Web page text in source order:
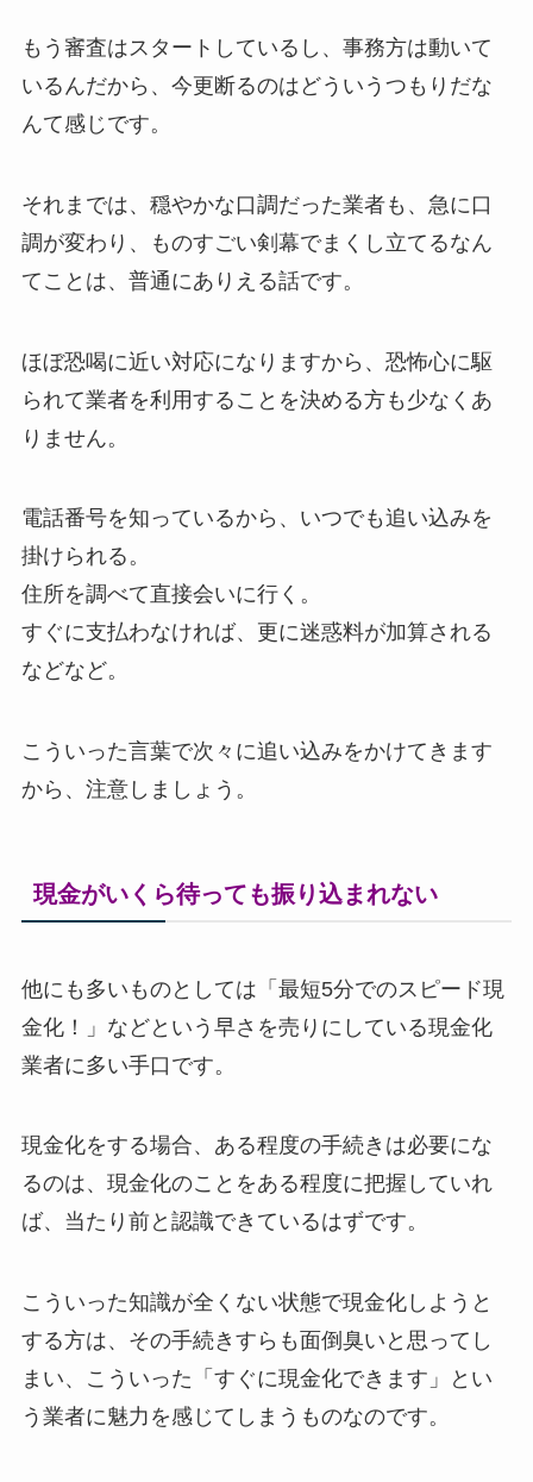
もう審査はスタートしているし、事務方は動いて
いるんだから、今更断るのはどういうつもりだな
んて感じです。
それまでは、穏やかな口調だった業者も、急に口
調が変わり、ものすごい剣幕でまくし立てるなん
てことは、普通にありえる話です。
ほぼ恐喝に近い対応になりますから、恐怖心に駆
られて業者を利用することを決める方も少なくあ
りません。
電話番号を知っているから、いつでも追い込みを
掛けられる。
住所を調べて直接会いに行く。
すぐに支払わなければ、更に迷惑料が加算される
などなど。
こういった言葉で次々に追い込みをかけてきます
から、注意しましょう。
現金がいくら待っても振り込まれない
他にも多いものとしては「最短5分でのスピード現
金化！」などという早さを売りにしている現金化
業者に多い手口です。
現金化をする場合、ある程度の手続きは必要にな
るのは、現金化のことをある程度に把握していれ
ば、当たり前と認識できているはずです。
こういった知識が全くない状態で現金化しようと
する方は、その手続きすらも面倒臭いと思ってし
まい、こういった「すぐに現金化できます」とい
う業者に魅力を感じてしまうものなのです。